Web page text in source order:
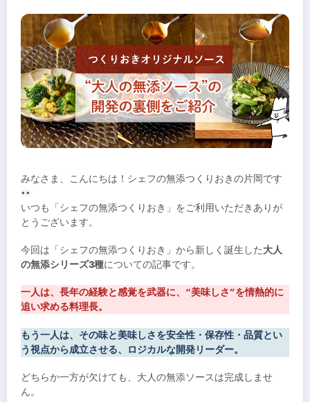
みなさま、こんにちは！シェフの無添つくりおきの片岡です
いつも「シェフの無添つくりおき」をご利用いただきありが
とうございます。
今回は「シェフの無添つくりおき」から新しく誕生した大人
の無添シリーズ3種についての記事です。
一人は、長年の経験と感覚を武器に、 “美味しさ”を情熱的に
追い求める料理長。
もう一人は、その味と美味しさを安全性・保存性・品質とい
う視点から成立させる、ロジカルな開発リーダー。
どちらか一方が欠けても、大人の無添ソースは完成しませ
ん。